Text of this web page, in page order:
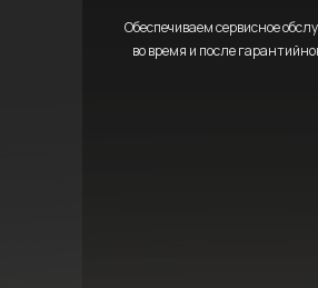
Обеспечиваем сервисное
во время и после